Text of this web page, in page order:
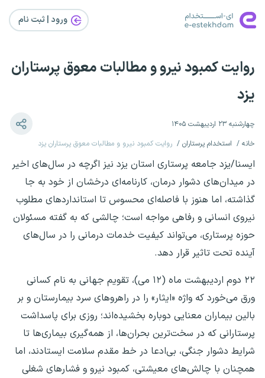
ورود | ثبت‌ نام
روایت کمبود نیرو و مطالبات معوق پرستاران
یزد
چهارشنبه ۲۳ اردیبهشت ۱۴۰۵
خانه
استخدام پرستاران روایت کمبود نیرو و مطالبات معوق پرستاران یزد
ایسنا/یزد جامعه پرستاری استان یزد نیز اگرچه در سال‌های اخیر
در میدان‌های دشوار درمان، کارنامه‌ای درخشان از خود به جا
گذاشته، اما هنوز با فاصله‌ای محسوس تا استانداردهای مطلوب
نیروی انسانی و رفاهی مواجه است؛ چالشی که به گفته مسئولان
حوزه پرستاری، می‌تواند کیفیت خدمات درمانی را در سال‌های
آینده تحت تاثیر قرار دهد.
۲۲ دوم اردیبهشت‌ ماه (۱۲ می)، تقویم جهانی به نام کسانی
ورق می‌خورد که واژه «ایثار» را در راهروهای سرد بیمارستان و بر
بالین بیماران معنایی دوباره بخشیده‌اند؛ روزی برای پاسداشت
پرستارانی که در سخت‌ترین بحران‌ها، از همه‌گیری بیماری‌ها تا
شرایط دشوار جنگی، بی‌ادعا در خط مقدم سلامت ایستادند، اما
همچنان با چالش‌های معیشتی، کمبود نیرو و فشارهای شغلی